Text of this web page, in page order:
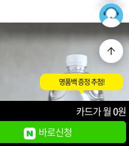
카드가 월0원
바로신청
명품백 증정 추첨!
365
최적